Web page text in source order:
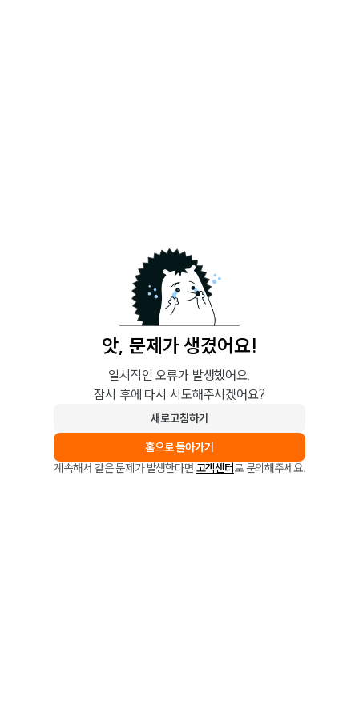
앗, 문제가 생겼어요!
일시적인 오류가 발생했어요.
잠시 후에 다시 시도해주시겠어요?
새로고침하기
홈으로 돌아가기
계속해서 같은 문제가 발생한다면 고객센터로 문의해주세요.